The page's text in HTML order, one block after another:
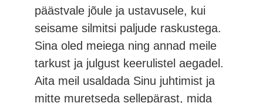
päästvale jõule ja ustavusele, kui
seisame silmitsi paljude raskustega.
Sina oled meiega ning annad meile
tarkust ja julgust keerulistel aegadel.
Aita meil usaldada Sinu juhtimist ja
mitte muretseda sellepärast, mida